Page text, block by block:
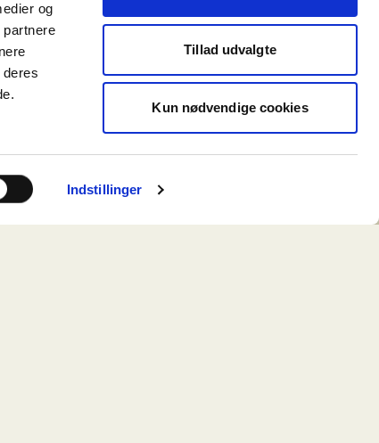
og
Indstillinger
Tillad udvalgte
Kun nødvendige cookies